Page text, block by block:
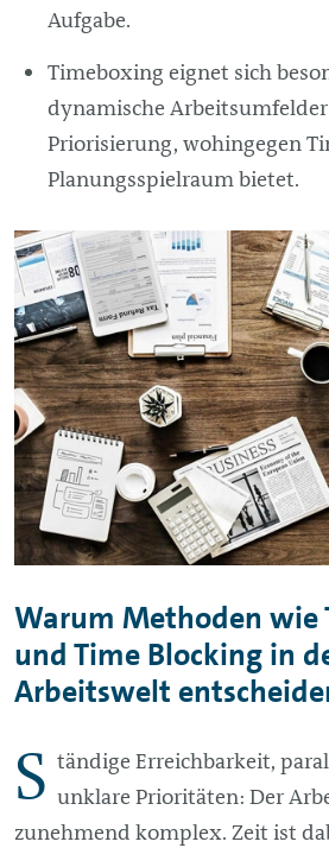
Aufgabe.
Timeboxing eignet sich
dynamische
Priorisierung, wohingegen
Planungsspielraum bietet.
Warum Methoden wie
und Time Blocking in
Arbeitswelt
S tändige Erreichbarkeit,
unklare Prioritäten: Der
zunehmend komplex. Zeit ist